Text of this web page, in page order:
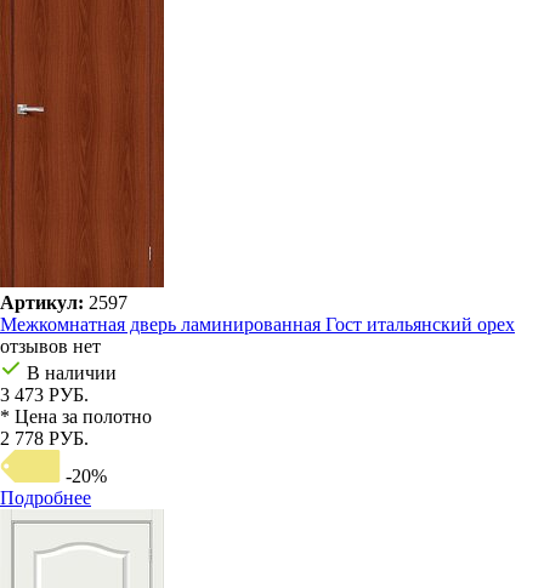
Артикул: 2597
Межкомнатная дверь ламинированная Гост итальянский орех
отзывов нет
В наличии
3 473 РУБ.
* Цена за полотно
2 778 РУБ.
-20%
Подробнее